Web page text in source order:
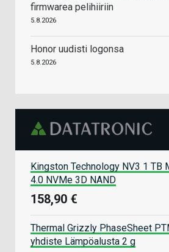
firmwarea pelihiiriin
5.8.2026
Honor uudisti logonsa
5.8.2026
Kingston Technology NV3 1 TB
4.0 NVMe 3D NAND
158,90 €
Thermal Grizzly PhaseSheet
yhdiste Lämpöalusta 2 g